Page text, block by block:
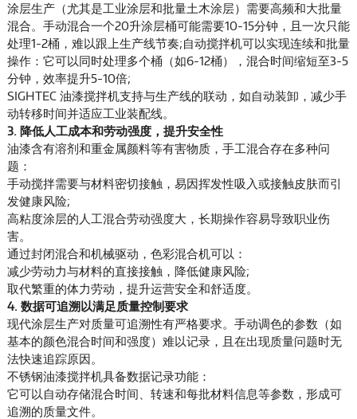
涂层生产（尤其是工业涂层和批量土木涂层）需要高频和大批量
混合。手动混合一个20升涂层桶可能需要10-15分钟，且一次只能
处理1-2桶，难以跟上生产线节奏;自动搅拌机可以实现连续和批量
操作：它可以同时处理多个桶（如6-12桶），混合时间缩短至3-5
分钟，效率提升5-10倍;
SIGHTEC 油漆搅拌机支持与生产线的联动，如自动装卸，减少手
动转移时间并适应工业装配线。
3. 降低人工成本和劳动强度，提升安全性
油漆含有溶剂和重金属颜料等有害物质，手工混合存在多种问
题：
手动搅拌需要与材料密切接触，易因挥发性吸入或接触皮肤而引
发健康风险;
高粘度涂层的人工混合劳动强度大，长期操作容易导致职业伤
害。
通过封闭混合和机械驱动，色彩混合机可以：
减少劳动力与材料的直接接触，降低健康风险;
取代繁重的体力劳动，提升运营安全和舒适度。
4. 数据可追溯以满足质量控制要求
现代涂层生产对质量可追溯性有严格要求。手动调色的参数（如
基本的颜色混合时间和强度）难以记录，且在出现质量问题时无
法快速追踪原因。
不锈钢油漆搅拌机具备数据记录功能：
它可以自动存储混合时间、转速和每批材料信息等参数，形成可
追溯的质量文件。